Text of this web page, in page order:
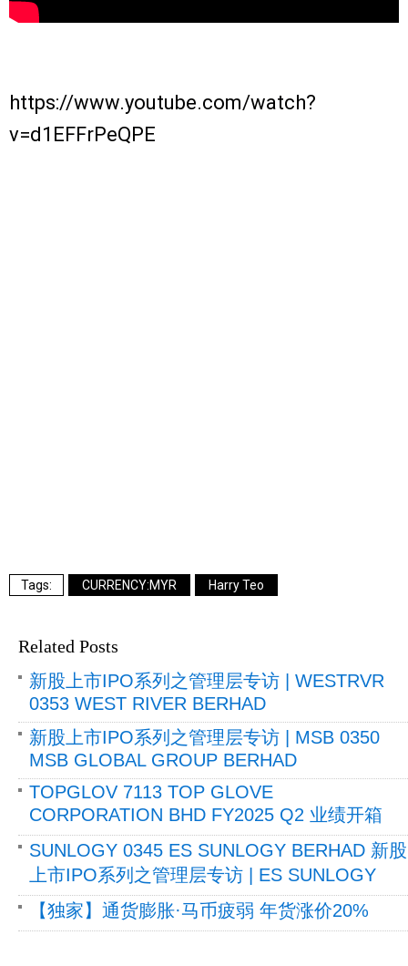
https://www.youtube.com/watch?
v=d1EFFrPeQPE
CURRENCY:MYR Harry Teo
Related Posts
新股上市IPO系列之管理层专访 | WESTRVR
0353 WEST RIVER BERHAD
新股上市IPO系列之管理层专访 | MSB 0350
MSB GLOBAL GROUP BERHAD
TOPGLOV 7113 TOP GLOVE
CORPORATION BHD FY2025 Q2 业绩开箱
SUNLOGY 0345 ES SUNLOGY BERHAD 新股
上市IPO系列之管理层专访 | ES SUNLOGY
【独家】通货膨胀·马币疲弱 年货涨价20%